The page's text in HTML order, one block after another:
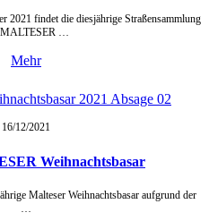
2021 findet die diesjährige Straßensammlung
MALTESER …
Mehr
16/12/2021
Weihnachtsbasar
Malteser Weihnachtsbasar aufgrund der
…